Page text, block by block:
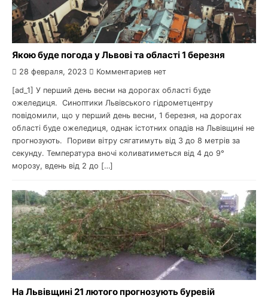
Якою буде погода у Львові та області 1 березня
28 февраля, 2023 Комментариев нет
[ad_1] У перший день весни на дорогах області буде
ожеледиця. Синоптики Львівського гідрометцентру
повідомили, що у перший день весни, 1 березня, на дорогах
області буде ожеледиця, однак істотних опадів на Львівщині не
прогнозують. Пориви вітру сягатимуть від 3 до 8 метрів за
секунду. Температура вночі коливатиметься від 4 до 9°
морозу, вдень від 2 до […]
На Львівщині 21 лютого прогнозують буревій